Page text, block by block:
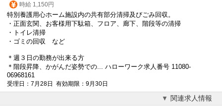
時給 1,150円
特別養護用心ホーム施設内の共有部分清掃及びごみ回収。
・正面玄関、お客様用下駄箱、フロア、廊下、階段等の清掃
・トイレ清掃
・ゴミの回収 など
＊週３日の勤務が出来る方
＊階段昇降、かがんだ姿勢での... ハローワーク求人番号 11080-
06968161
受理日：7月28日 有効期限：9月30日
関連求人情報